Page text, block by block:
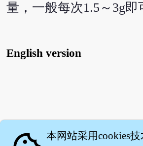
量，一般每次1.5～3g即
English version
本网站采用cookies